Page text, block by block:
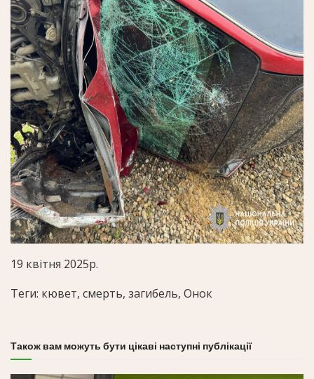
19 квітня 2025р.
Теги: кювет, смерть, загибель, Онок
Також вам можуть бути цікаві наступні публікації